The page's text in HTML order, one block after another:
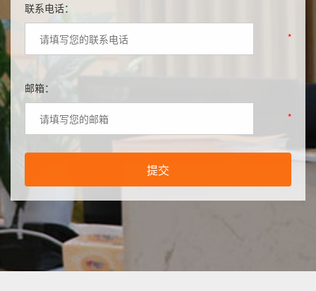
联系电话：
*
邮箱：
*
提交